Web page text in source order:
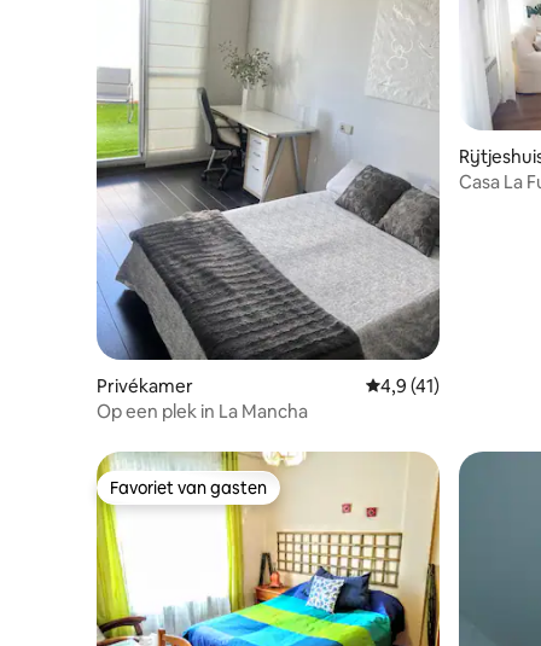
Privékamer Gemiddelde
4,9 (41)
Op een plek in La Mancha
Casa La
Favoriet van gasten
Favoriet van gasten